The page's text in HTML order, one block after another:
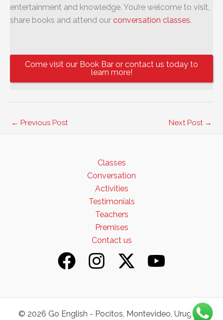
entertainment and knowledge. You’re welcome to visit,
share books and attend our conversation classes.
Come visit our Book Bar or contact us today to
learn more!
← Previous Post Next Post →
Classes
Conversation
Activities
Testimonials
Teachers
Premises
Contact us
© 2026 Go English - Pocitos, Montevideo, Uruguay